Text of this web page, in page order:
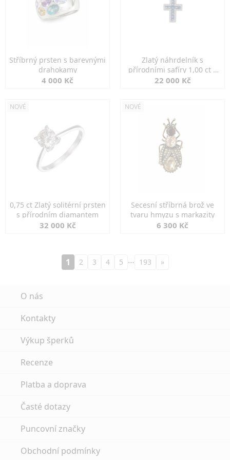
Stříbrný prsten s barevnými
drahokamy
4 000 Kč
Zlatý náhrdelník s
přírodními safíry 1,00 ct a
diamanty
22 000 Kč
NOVÉ
0,75 ct Zlatý solitérní prsten
s přírodním diamantem
32 000 Kč
NOVÉ
Secesní stříbrná brož ve
tvaru hmyzu s markazity
6 300 Kč
1 2 3 4 5 … 193 »
O nás
Kontakty
Výkup šperků
Recenze
Platba a doprava
Časté dotazy
Puncovní značky
Obchodní podmínky